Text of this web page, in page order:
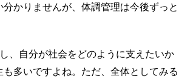
かりませんが、体調管理は今後ずっと
、自分が社会をどのように支えたいか
多いですよね。ただ、全体としてみる